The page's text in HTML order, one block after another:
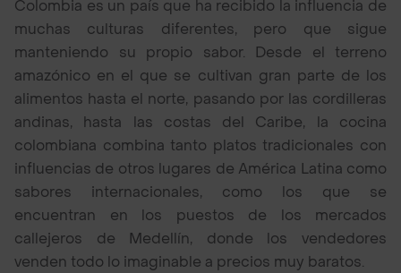
Colombia es un país que ha recibido la influencia de
muchas culturas diferentes, pero que sigue
manteniendo su propio sabor. Desde el terreno
amazónico en el que se cultivan gran parte de los
alimentos hasta el norte, pasando por las cordilleras
andinas, hasta las costas del Caribe, la cocina
colombiana combina tanto platos tradicionales con
influencias de otros lugares de América Latina como
sabores internacionales, como los que se
encuentran en los puestos de los mercados
callejeros de Medellín, donde los vendedores
venden todo lo imaginable a precios muy baratos.